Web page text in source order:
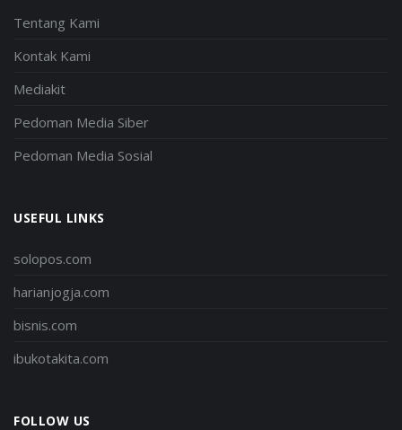
Tentang Kami
Kontak Kami
Mediakit
Pedoman Media Siber
Pedoman Media Sosial
USEFUL LINKS
solopos.com
harianjogja.com
bisnis.com
ibukotakita.com
FOLLOW US